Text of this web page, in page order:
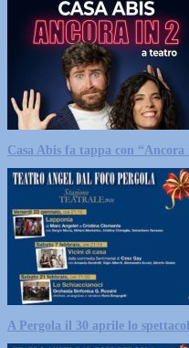
Casa Abis fa tappa con
A Pergola il 30 aprile lo